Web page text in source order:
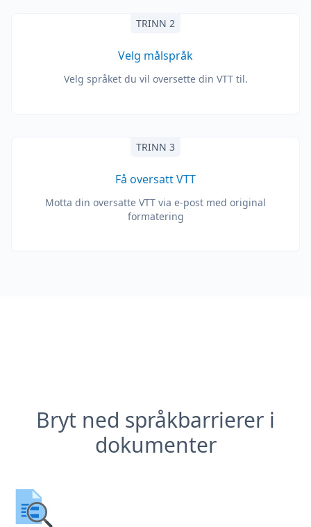
TRINN 2
Velg målspråk
Velg språket du vil oversette din VTT til.
TRINN 3
Få oversatt VTT
Motta din oversatte VTT via e-post med original
formatering
Bryt ned språkbarrierer i
dokumenter